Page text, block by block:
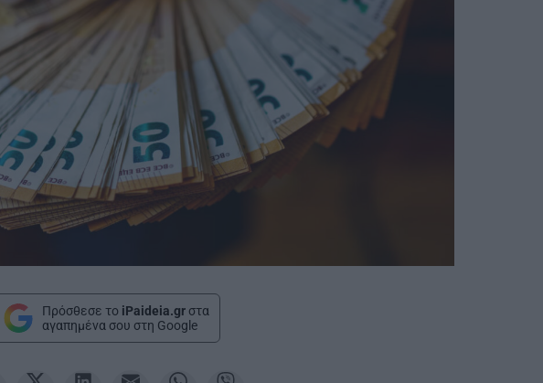
Πρόσθεσε το iPaideia.gr στα
αγαπημένα σου στη Google